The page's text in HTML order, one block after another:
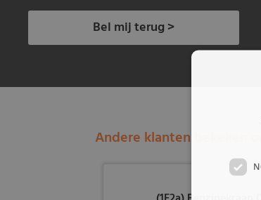
Bel mij terug >
Andere klanten bekeken